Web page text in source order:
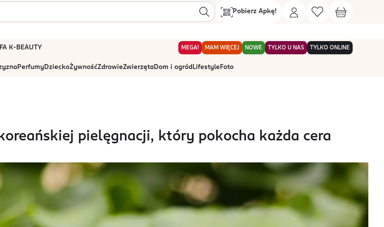
Pobierz Apkę!
K-BEAUTY MEGA! MAM WIĘCEJ NOWE TYLKO U NAS TYLKO ONLINE
PerfumyDzieckoŻywnośćZdrowieZwierzętaDom i ogród Lifestyle Foto
pielęgnacji, który pokocha każda cera